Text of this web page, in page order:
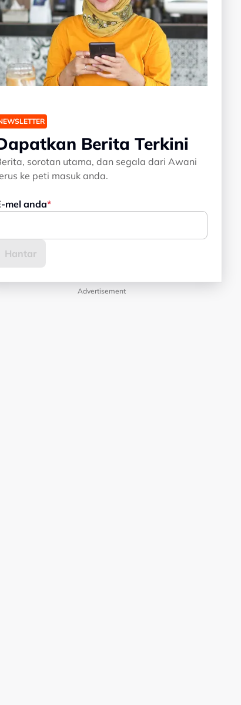
Berita Terkini
sorotan utama, dan segala dari Awani
ke peti masuk anda.
mel anda
Advertisement